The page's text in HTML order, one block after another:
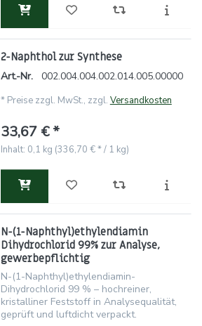
2-Naphthol zur Synthese
Art.-Nr. 002.004.004.002.014.005.00000
* Preise zzgl. MwSt., zzgl. Versandkosten
33,67 € *
Inhalt: 0,1 kg (336,70 € * / 1 kg)
N-(1-Naphthyl)ethylendiamin
Dihydrochlorid 99% zur Analyse,
gewerbepflichtig
N-(1-Naphthyl)ethylendiamin-
Dihydrochlorid 99 % – hochreiner,
kristalliner Feststoff in Analysequalität,
geprüft und luftdicht verpackt.